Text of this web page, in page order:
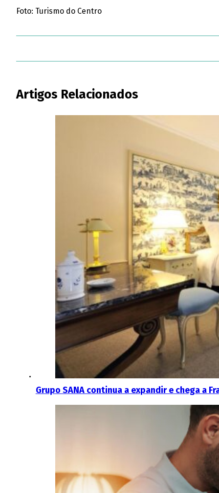
Foto: Turismo do Centro
Artigos Relacionados
Grupo SANA continua a expandir e chega a